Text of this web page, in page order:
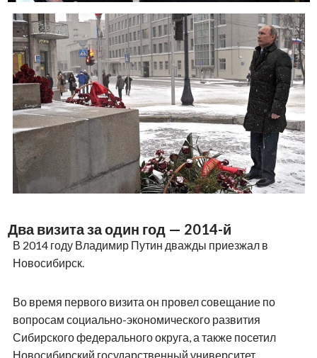
Два визита за один год — 2014-й
В 2014 году Владимир Путин дважды приезжал в
Новосибирск.
Во время первого визита он провел совещание по
вопросам социально-экономического развития
Сибирского федерального округа, а также посетил
Новосибирский государственный университет.